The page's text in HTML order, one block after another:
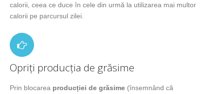
calorii, ceea ce duce în cele din urmă la utilizarea mai multor
calorii pe parcursul zilei.
Opriți producția de grăsime
Prin blocarea producției de grăsime (însemnând că